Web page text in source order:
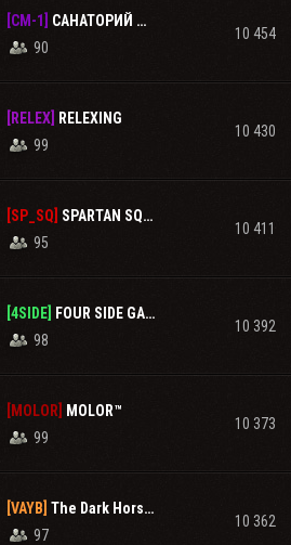
[CM-1]
САНАТОРИЙ ▬ СМЕРШ
90
10 454
[RELEX]
RELEXING
99
10 430
[SP_SQ] SPARTAN SQUAD
95
10 411
[4SIDE]
FOUR SIDE GAMING....
98
10 392
[MOLOR]
MOLOR™
99
10 373
[VAYB] The Dark Horse™
97
10 362